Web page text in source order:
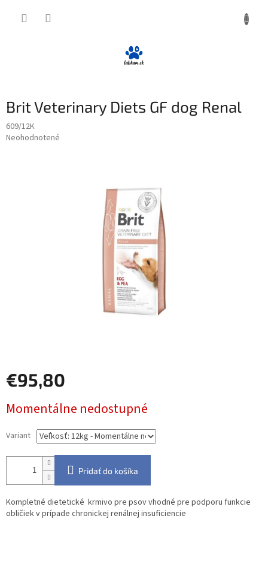
Brit Veterinary Diets GF dog Renal
609/12K
Priemerné
Neohodnotené
€95,80
cena:
Momentálne nedostupné
Variant
Pridať do košíka
Kompletné dietetické krmivo pre psov vhodné pre podporu funkcie
obličiek v prípade chronickej renálnej insuficiencie